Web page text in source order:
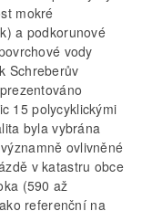
mokré
a podkorunové
vody
Schreberův
15 polycyklickými
byla vybrána
ovlivněné
v katastru obce
(590 až
referenční na